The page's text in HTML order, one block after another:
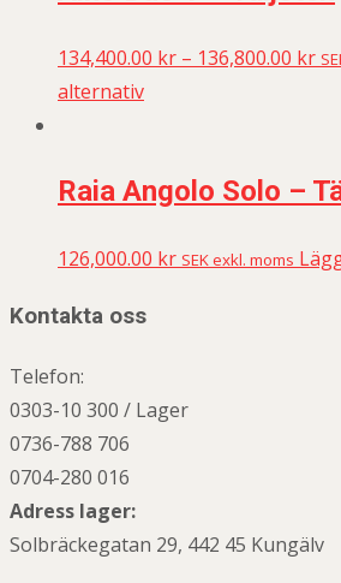
134,400.00 kr – 136,800.00 kr
alternativ
Raia Angolo Solo –
126,000.00 kr SEK exkl. moms
Kontakta oss
Telefon:
0303-10 300 / Lager
0736-788 706
0704-280 016
Adress lager:
Solbräckegatan 29, 442 45 Kungälv